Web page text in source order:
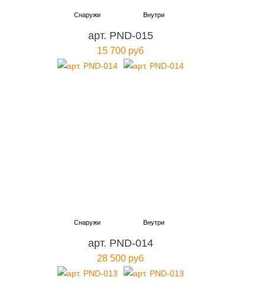
арт. PND-015
15 700 руб
арт. PND-014
28 500 руб